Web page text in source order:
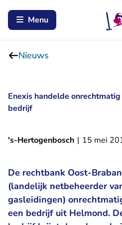
Menu
Nieuws
Enexis handelde
bedrijf
's-Hertogenbosch | 15 mei
De rechtbank Oost-
(landelijk netbeheerder
gasleidingen)
een bedrijf uit Helmond.